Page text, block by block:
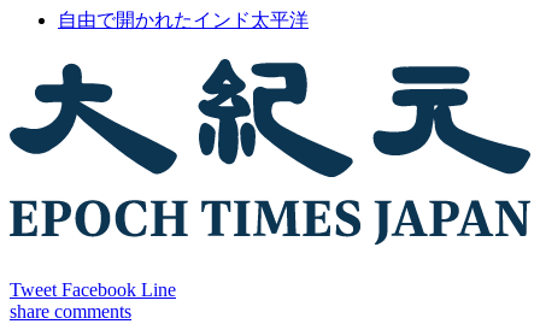
自由で開かれたインド太平洋
Tweet Facebook Line
share comments